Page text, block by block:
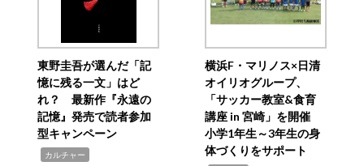
東野圭吾が選んだ「記
憶に残る一文」はど
れ？ 最新作『永遠の
記憶』発売で読者参加
型キャンペーン
カルチャー
横浜F・マリノス×日清
オイリオグループ、
「サッカー教室&食育
講座 in 宮崎」を開催
小学1年生～3年生の身
体づくりをサポート